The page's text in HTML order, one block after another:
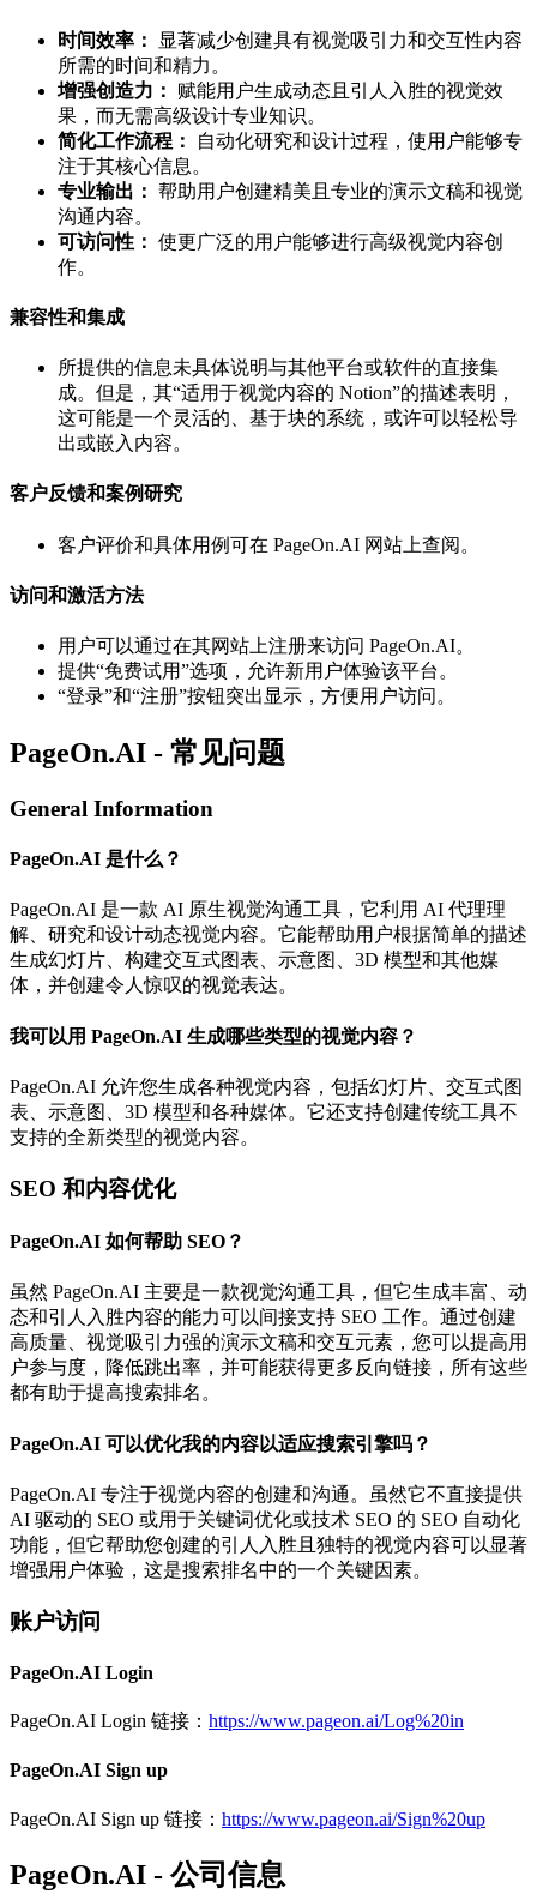
时间效率：
显著减少创建具有视觉吸引力和交互性内容
所需的时间和精力。
增强创造力：
赋能用户生成动态且引人入胜的视觉效
果，而无需高级设计专业知识。
简化工作流程：
自动化研究和设计过程，使用户能够专
注于其核心信息。
专业输出： 帮助用户创建精美且专业的演示文稿和视觉
沟通内容。
可访问性： 使更广泛的用户能够进行高级视觉内容创
作。
兼容性和集成
所提供的信息未具体说明与其他平台或软件的直接集
成。但是，其“适用于视觉内容的 Notion”的描述表明，
这可能是一个灵活的、基于块的系统，或许可以轻松导
出或嵌入内容。
客户反馈和案例研究
客户评价和具体用例可在 PageOn.AI 网站上查阅。
访问和激活方法
用户可以通过在其网站上注册来访问 PageOn.AI。
提供“免费试用”选项，允许新用户体验该平台。
“登录”和“注册”按钮突出显示，方便用户访问。
PageOn.AI - 常见问题
General Information
PageOn.AI 是什么？
PageOn.AI 是一款 AI 原生视觉沟通工具，它利用 AI 代理理
解、研究和设计动态视觉内容。它能帮助用户根据简单的描述
生成幻灯片、构建交互式图表、示意图、3D 模型和其他媒
体，并创建令人惊叹的视觉表达。
我可以用 PageOn.AI 生成哪些类型的视觉内容？
PageOn.AI 允许您生成各种视觉内容，包括幻灯片、交互式图
表、示意图、3D 模型和各种媒体。它还支持创建传统工具不
支持的全新类型的视觉内容。
SEO 和内容优化
PageOn.AI 如何帮助 SEO？
虽然 PageOn.AI 主要是一款视觉沟通工具，但它生成丰富、动
态和引人入胜内容的能力可以间接支持 SEO 工作。通过创建
高质量、视觉吸引力强的演示文稿和交互元素，您可以提高用
户参与度，降低跳出率，并可能获得更多反向链接，所有这些
都有助于提高搜索排名。
PageOn.AI 可以优化我的内容以适应搜索引擎吗？
PageOn.AI 专注于视觉内容的创建和沟通。虽然它不直接提供
AI 驱动的 SEO 或用于关键词优化或技术 SEO 的 SEO 自动化
功能，但它帮助您创建的引人入胜且独特的视觉内容可以显著
增强用户体验，这是搜索排名中的一个关键因素。
账户访问
PageOn.AI Login
PageOn.AI Login 链接： https://www.pageon.ai/Log%20in
PageOn.AI Sign up
PageOn.AI Sign up 链接： https://www.pageon.ai/Sign%20up
PageOn.AI - 公司信息